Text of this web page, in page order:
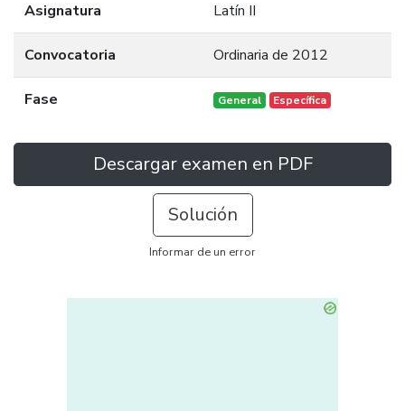
Asignatura Latín II
Convocatoria Ordinaria de 2012
Fase General Específica
Descargar examen en PDF
Solución
Informar de un error